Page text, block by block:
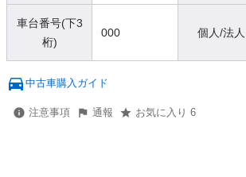
車台番号(下3
桁)
000 個人/法人
中古車購入ガイド
注意事項 通報 お気に入り 6